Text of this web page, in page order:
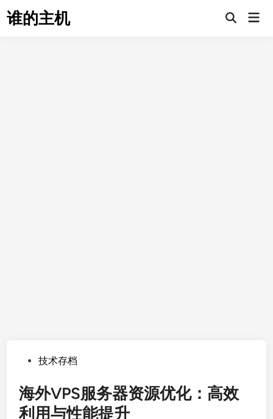
to谁的主机
Open
Posted技术存档
海外VPS服务器资源优化：高效
利用与性能提升